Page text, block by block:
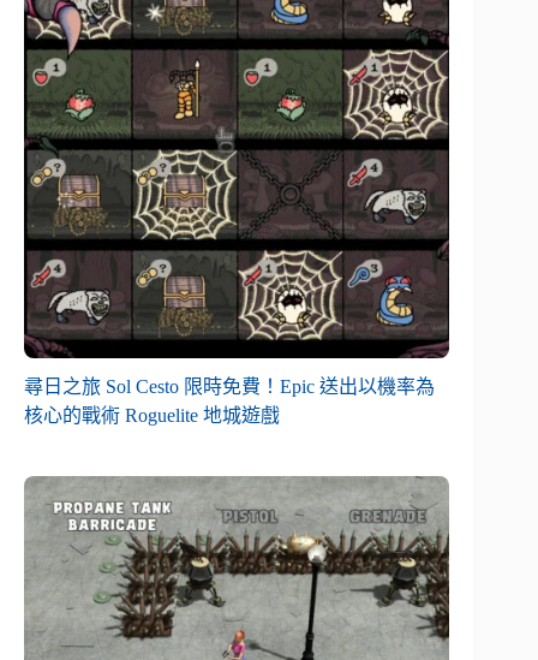
尋日之旅 Sol Cesto 限時免費！Epic 送出以機率為
核心的戰術 Roguelite 地城遊戲